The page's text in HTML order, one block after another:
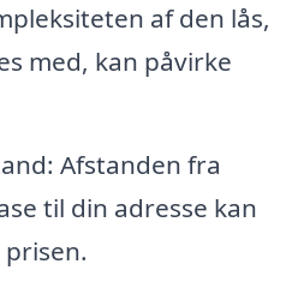
af den lås,
med, kan påvirke
Afstanden fra
til din adresse kan